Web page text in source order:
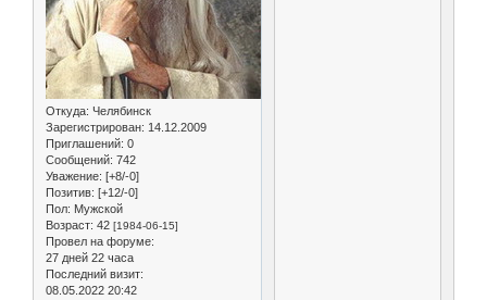
Откуда: Челябинск
Зарегистрирован: 14.12.2009
Приглашений: 0
Сообщений: 742
Уважение: [+8/-0]
Позитив: [+12/-0]
Пол: Мужской
Возраст: 42 [1984-06-15]
Провел на форуме:
27 дней 22 часа
Последний визит:
08.05.2022 20:42